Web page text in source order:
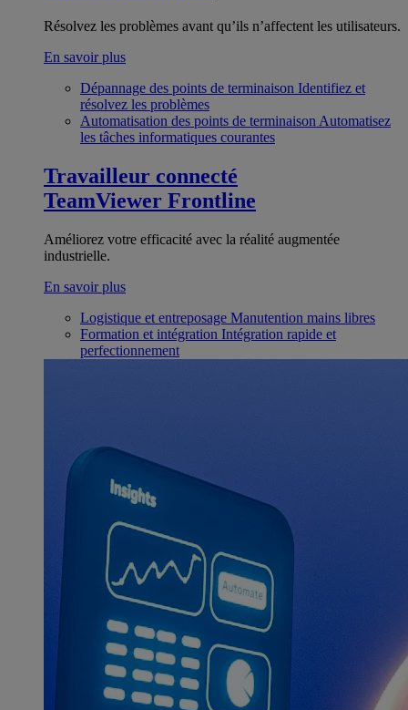
Résolvez les problèmes avant qu’ils n’affectent les utilisateurs.
En savoir plus
Dépannage des points de terminaison Identifiez et
résolvez les problèmes
Automatisation des points de terminaison Automatisez
les tâches informatiques courantes
Travailleur connecté
TeamViewer Frontline
Améliorez votre efficacité avec la réalité augmentée
industrielle.
En savoir plus
Logistique et entreposage Manutention mains libres
Formation et intégration Intégration rapide et
perfectionnement